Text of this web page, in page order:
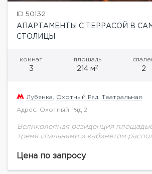
ID 50132
АПАРТАМЕНТЫ С ТЕРРАСОЙ В
СТОЛИЦЫ
комнат
3
площадь
214 м2 2
Лубянка Охотный Ряд Театральная
Адрес: Охотный Ряд 2
Великолепная резиденция
тремя спальнями и кабинетом
Собственная терраса под открытым
Цена по запросу